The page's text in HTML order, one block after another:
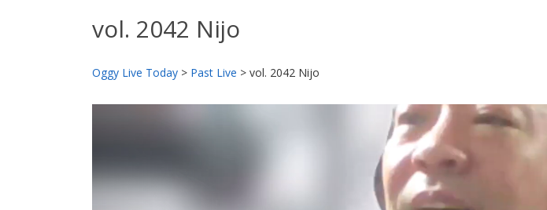
vol. 2042 Nijo
Oggy Live Today > Past Live > vol. 2042 Nijo